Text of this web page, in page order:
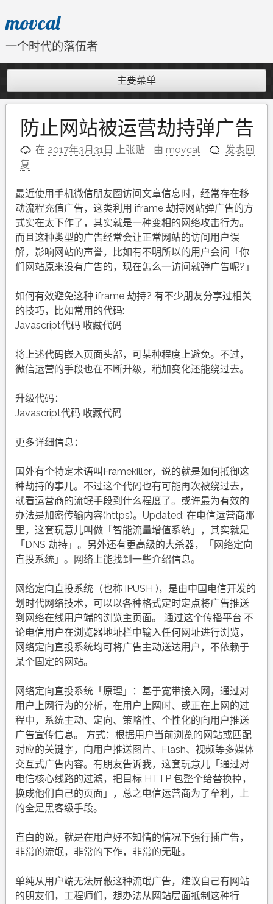
至
内
movcal
一个时代的落伍者
主要菜单
防止网站被运营劫持弹广告
在 2017年3月31日 上张贴 由 movcal
发表回
复
最近使用手机微信朋友圈访问文章信息时，经常存在移
动流程充值广告，这类利用 iframe 劫持网站弹广告的方
式实在太下作了，其实就是一种变相的网络攻击行为。
而且这种类型的广告经常会让正常网站的访问用户误
解，影响网站的声誉，比如有不明所以的用户会问「你
们网站原来没有广告的，现在怎么一访问就弹广告呢?」
如何有效避免这种 iframe 劫持? 有不少朋友分享过相关
的技巧，比如常用的代码:
Javascript代码 收藏代码
将上述代码嵌入页面头部，可某种程度上避免。不过，
微信运营的手段也在不断升级，稍加变化还能绕过去。
升级代码：
Javascript代码 收藏代码
更多详细信息：
国外有个特定术语叫Framekiller，说的就是如何抵御这
种劫持的事儿。不过这个代码也有可能再次被绕过去，
就看运营商的流氓手段到什么程度了。或许最为有效的
办法是加密传输内容(https)。Updated: 在电信运营商那
里，这套玩意儿叫做「智能流量增值系统」，其实就是
「DNS 劫持」。另外还有更高级的大杀器，「网络定向
直投系统」。网络上能找到一些介绍信息。
网络定向直投系统（也称 iPUSH )，是由中国电信开发的
划时代网络技术，可以以各种格式定时定点将广告推送
到网络在线用户端的浏览主页面。 通过这个传播平台,不
论电信用户在浏览器地址栏中输入任何网址进行浏览，
网络定向直投系统均可将广告主动送达用户，不依赖于
某个固定的网站。
网络定向直投系统「原理」：基于宽带接入网，通过对
用户上网行为的分析，在用户上网时、或正在上网的过
程中，系统主动、定向、策略性、个性化的向用户推送
广告宣传信息。 方式：根据用户当前浏览的网站或匹配
对应的关键字，向用户推送图片、Flash、视频等多媒体
交互式广告内容。有朋友告诉我，这套玩意儿「通过对
电信核心线路的过滤，把目标 HTTP 包整个给替换掉，
换成他们自己的页面」，总之电信运营商为了牟利，上
的全是黑客级手段。
直白的说，就是在用户好不知情的情况下强行插广告，
非常的流氓，非常的下作，非常的无耻。
单纯从用户端无法屏蔽这种流氓广告，建议自己有网站
的朋友们，工程师们，想办法从网站层面抵制这种行